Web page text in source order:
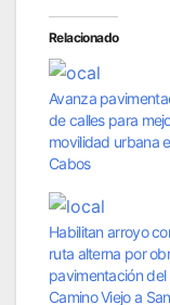
Relacionado
Avanza
de calles para
movilidad urbana
Cabos
Habilitan arroyo
ruta alterna por
pavimentación del
Camino Viejo a